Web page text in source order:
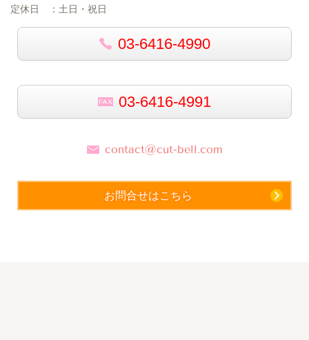
定休日 ：土日・祝日
03-6416-4990
03-6416-4991
contact@cut-bell.com
お問合せはこちら